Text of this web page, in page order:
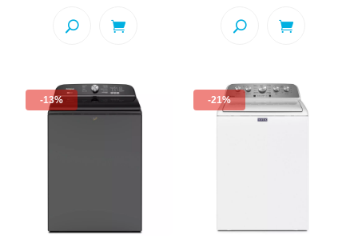
$1,045.00. $1,699.00.
-13% -21%